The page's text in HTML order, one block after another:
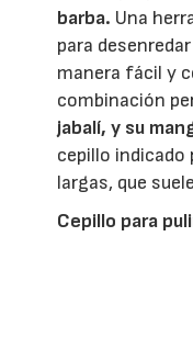
barba. Una
para
manera fácil y
combinación
jabalí, y su
cepillo indicado
largas, que
Cepillo para